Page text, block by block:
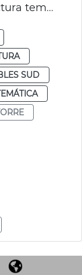
La Torre estrena punto de lectura temporal
SUD